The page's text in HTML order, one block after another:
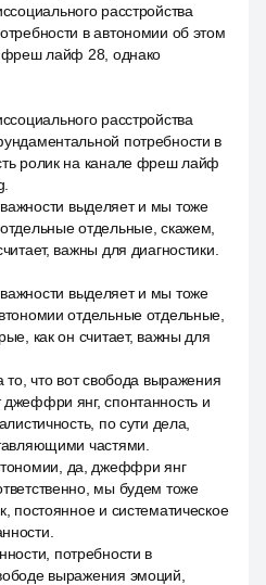
расстройства
в автономии об этом
фреш лайф 28, однако
расстройства
потребности в
ролик на канале фреш лайф
выделяет и мы тоже
отдельные, скажем,
важны для диагностики.
выделяет и мы тоже
отдельные отдельные,
как он считает, важны для
что вот свобода выражения
янг, спонтанность и
по сути дела,
частями.
да, джеффри янг
мы будем тоже
постоянное и систематическое
потребности в
выражения эмоций,